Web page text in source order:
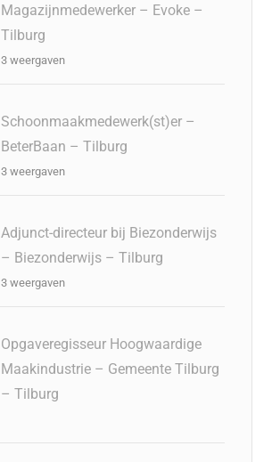
Magazijnmedewerker – Evoke –
Tilburg
3 weergaven
Schoonmaakmedewerk(st)er –
BeterBaan – Tilburg
3 weergaven
Adjunct-directeur bij Biezonderwijs
– Biezonderwijs – Tilburg
3 weergaven
Opgaveregisseur Hoogwaardige
Maakindustrie – Gemeente Tilburg
– Tilburg